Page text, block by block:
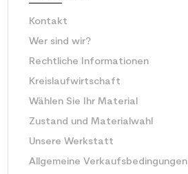
Kontakt
Wer sind wir?
Rechtliche Informationen
Kreislaufwirtschaft
Wählen Sie Ihr Material
Zustand und Materialwahl
Unsere Werkstatt
Allgemeine Verkaufsbedingungen